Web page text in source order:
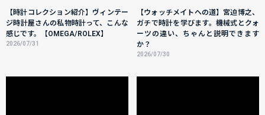
【時計コレクション紹介】ヴィンテー
ジ時計屋さんの私物時計って、こんな
感じです。【OMEGA/ROLEX】
2026/07/31
【ウォッチメイトへの道】宮迫博之、
ガチで時計を学びます。機械式とクォ
ーツの違い、ちゃんと説明できます
か？
2026/07/30